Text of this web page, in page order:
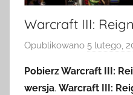
Warcraft III:
Opublikowano 5 lutego,
Pobierz Warcraft III:
wersja. Warcraft III: